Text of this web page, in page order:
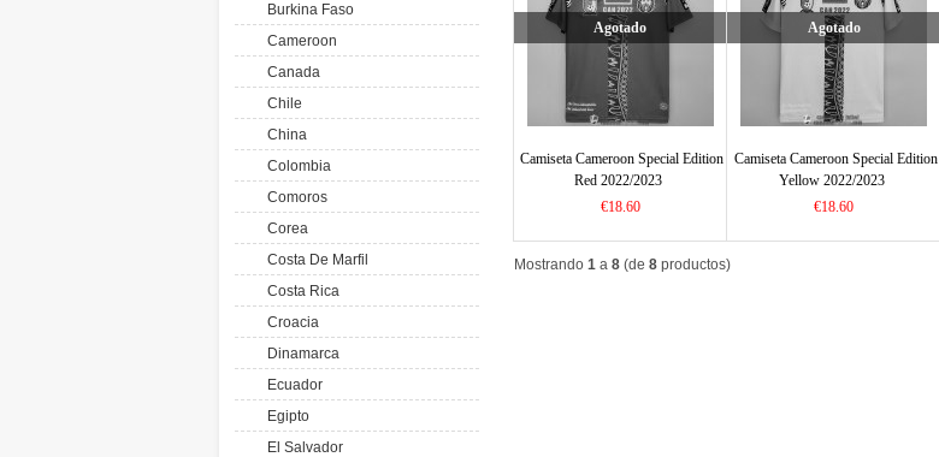
Burkina Faso
Cameroon
Canada
Chile
China
Colombia
Comoros
Corea
Costa De Marfil
Costa Rica
Croacia
Dinamarca
Ecuador
Egipto
El Salvador
Agotado
Camiseta Cameroon Special Edition
Red 2022/2023
€18.60
Agotado
Camiseta Cameroon Special Edition
Yellow 2022/2023
€18.60
Mostrando 1 a 8 (de 8 productos)